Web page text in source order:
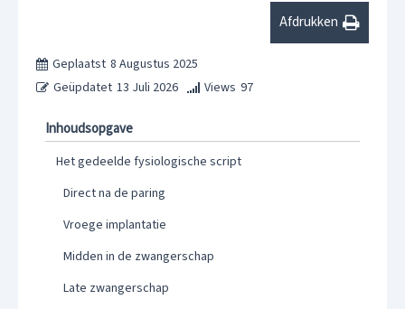
Afdrukken
Geplaatst 8 Augustus 2025
Geüpdatet 13 Juli 2026 Views 97
Inhoudsopgave
Het gedeelde fysiologische script
Direct na de paring
Vroege implantatie
Midden in de zwangerschap
Late zwangerschap